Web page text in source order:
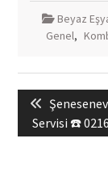
Beyaz
Genel,
gezinmesi
Previous
post:
Servisi ☎️